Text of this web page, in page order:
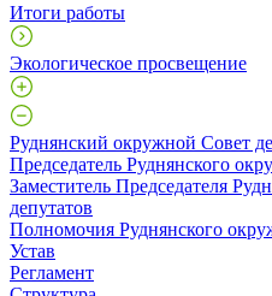
Итоги работы
Экологическое просвещение
Руднянский окружной Совет
Председатель Руднянского
Заместитель Председателя
депутатов
Полномочия Руднянского
Устав
Регламент